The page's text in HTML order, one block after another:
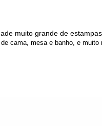
muito grande de estampas
cama, mesa e banho, e muito